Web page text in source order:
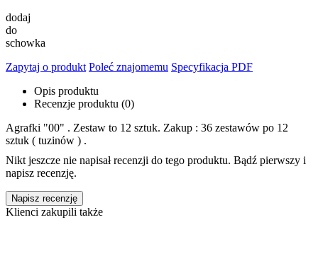
dodaj
do
schowka
Zapytaj o produkt Poleć znajomemu Specyfikacja PDF
Opis produktu
Recenzje produktu (0)
Agrafki "00" . Zestaw to 12 sztuk. Zakup : 36 zestawów po 12
sztuk ( tuzinów ) .
Nikt jeszcze nie napisał recenzji do tego produktu. Bądź pierwszy i
napisz recenzję.
Napisz recenzję
Klienci zakupili także